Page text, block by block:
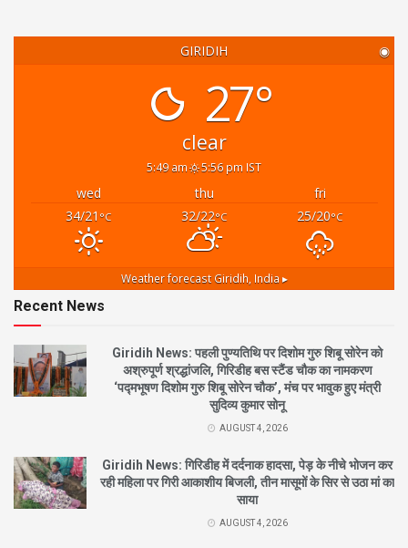
GIRIDIH ◉
27°
clear
5:49 am 5:56 pm IST
wed thu
fri
34/21 °C 32/22°C 25/20°C
Weather forecast Giridih, India ▸
Recent News
Giridih News: पहली पुण्यतिथि पर दिशोम गुरु शिबू सोरेन को
अश्रुपूर्ण श्रद्धांजलि, गिरिडीह बस स्टैंड चौक का नामकरण
‘पद्मभूषण दिशोम गुरु शिबू सोरेन चौक’, मंच पर भावुक हुए मंत्री
सुदिव्य कुमार सोनू
AUGUST 4, 2026
Giridih News: गिरिडीह में दर्दनाक हादसा, पेड़ के नीचे भोजन कर
रही महिला पर गिरी आकाशीय बिजली, तीन मासूमों के सिर से उठा मां का
साया
AUGUST 4, 2026